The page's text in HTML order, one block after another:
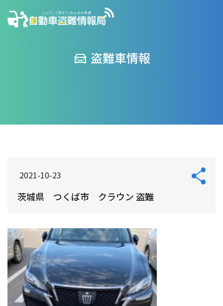
盗難車情報
2021-10-23
茨城県 つくば市 クラウン 盗難